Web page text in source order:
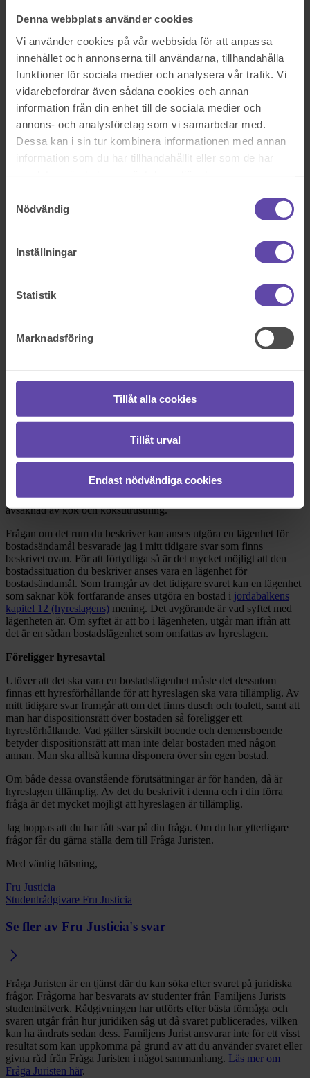
Denna webbplats använder cookies
Vi använder cookies på vår webbsida för att anpassa
innehållet och annonserna till användarna, tillhandahålla
funktioner för sociala medier och analysera vår trafik. Vi
vidarebefordrar även sådana cookies och annan
information från din enhet till de sociala medier och
annons- och analysföretag som vi samarbetar med.
Dessa kan i sin tur kombinera informationen med annan
information som du har tillhandahållit eller som de har
Nödvändig
Inställningar
Statistik
Marknadsföring
Tillåt alla cookies
Tillåt urval
Endast nödvändiga cookies
Krav på bostadsändamål för hyreslagen tillämplighet
Sök efter en fråga
Se alla frågor Se alla frågor
Bostad & Fastighet
Krav på bostadsändamål för
hyreslagen tillämplighet
inte har kök/köksutrustning och inte heller omfattas av något
Sök efter en fråga
Boka tid med jurist
Dela fråga
Hej! Tack för att du vänder dig till Fråga Juristen med din fråga. Ett
Bostadslägenhet
Vad gäller tillämpliga regler hänvisar jag till mitt tidigare svar den 8
september 2019 med rubriken Hyreslagens tillämplighet trots
avsaknad av kök och köksutrustning.
Frågan om det rum du beskriver kan anses utgöra en lägenhet för
bostadsändamål besvarade jag i mitt tidigare svar som finns
beskrivet ovan. För att förtydliga så är det mycket möjligt att den
bostadssituation du beskriver anses vara en lägenhet för
bostadsändamål. Som framgår av det tidigare svaret kan en lägenhet
som saknar kök fortfarande anses utgöra en bostad i jordabalkens
kapitel 12 (hyreslagens) mening. Det avgörande är vad syftet med
lägenheten är. Om syftet är att bo i lägenheten, utgår man ifrån att
det är en sådan bostadslägenhet som omfattas av hyreslagen.
Föreligger hyresavtal
Utöver att det ska vara en bostadslägenhet måste det dessutom
finnas ett hyresförhållande för att hyreslagen ska vara tillämplig. Av
mitt tidigare svar framgår att om det finns dusch och toalett, samt att
man har dispositionsrätt över bostaden så föreligger ett
hyresförhållande. Vad gäller särskilt boende och demensboende
betyder dispositionsrätt att man inte delar bostaden med någon
annan. Man ska alltså kunna disponera över sin egen bostad.
Om både dessa ovanstående förutsättningar är för handen, då är
hyreslagen tillämplig. Av det du beskrivit i denna och i din förra
fråga är det mycket möjligt att hyreslagen är tillämplig.
Jag hoppas att du har fått svar på din fråga. Om du har ytterligare
frågor får du gärna ställa dem till Fråga Juristen.
Med vänlig hälsning,
Fru Justicia
Studentrådgivare Fru Justicia
Se fler av Fru Justicia's svar
Fråga Juristen är en tjänst där du kan söka efter svaret på juridiska
frågor. Frågorna har besvarats av studenter från Familjens Jurists
studentnätverk. Rådgivningen har utförts efter bästa förmåga och
svaren utgår från hur juridiken såg ut då svaret publicerades, vilken
kan ha ändrats sedan dess. Familjens Jurist ansvarar inte för ett visst
resultat som kan uppkomma på grund av att du använder svaret eller
givna råd från Fråga Juristen i något sammanhang. Läs mer om
Fråga Juristen här.